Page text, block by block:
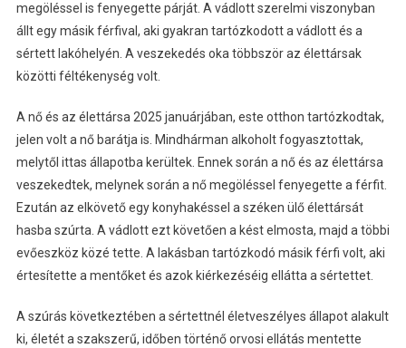
megöléssel is fenyegette párját. A vádlott szerelmi viszonyban
állt egy másik férfival, aki gyakran tartózkodott a vádlott és a
sértett lakóhelyén. A veszekedés oka többször az élettársak
közötti féltékenység volt.
A nő és az élettársa 2025 januárjában, este otthon tartózkodtak,
jelen volt a nő barátja is. Mindhárman alkoholt fogyasztottak,
melytől ittas állapotba kerültek. Ennek során a nő és az élettársa
veszekedtek, melynek során a nő megöléssel fenyegette a férfit.
Ezután az elkövető egy konyhakéssel a széken ülő élettársát
hasba szúrta. A vádlott ezt követően a kést elmosta, majd a többi
evőeszköz közé tette. A lakásban tartózkodó másik férfi volt, aki
értesítette a mentőket és azok kiérkezéséig ellátta a sértettet.
A szúrás következtében a sértettnél életveszélyes állapot alakult
ki, életét a szakszerű, időben történő orvosi ellátás mentette